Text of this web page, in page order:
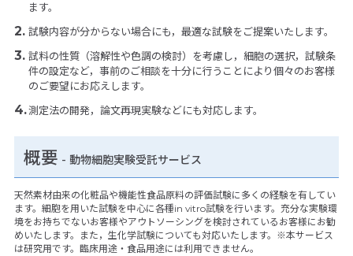
ます。
試験内容が分からない場合にも，最適な試験をご提案いたします。
試料の性質（溶解性や色調の検討）を考慮し，細胞の選択，試験条
件の設定など，事前のご相談を十分に行うことにより個々のお客様
のご要望にお応えします。
測定法の開発，論文再現実験などにも対応します。
概要 - 動物細胞実験受託サービス
天然素材由来の化粧品や機能性食品原料の評価試験に多くの経験を有してい
ます。細胞を用いた試験を中心に各種in vitro試験を行います。充分な実験環
境をお持ちでないお客様やアウトソーシングを検討されているお客様にお勧
めいたします。また，生化学試験についても対応いたします。※本サービス
は研究用です。臨床用途・食品用途には利用できません。